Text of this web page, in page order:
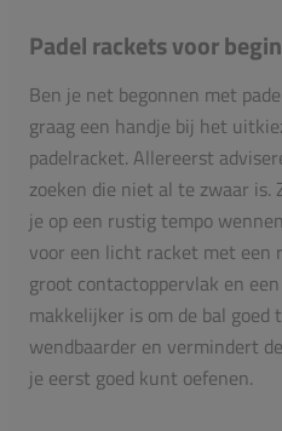
Padel rackets voor
Ben je net begonnen met
graag een handje bij het
padelracket. Allereerst
zoeken die niet al te zwaar is.
je op een rustig tempo
voor een licht racket met een
groot contactoppervlak en
makkelijker is om de bal
wendbaarder en vermindert
je eerst goed kunt oefenen.